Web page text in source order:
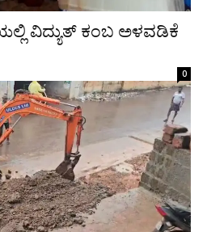
ವಿದ್ಯುತ್ ಕಂಬ ಅಳವಡಿಕೆ
0